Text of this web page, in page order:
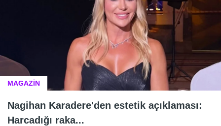
MAGAZİN
Nagihan Karadere'den estetik açıklaması:
Harcadığı raka...